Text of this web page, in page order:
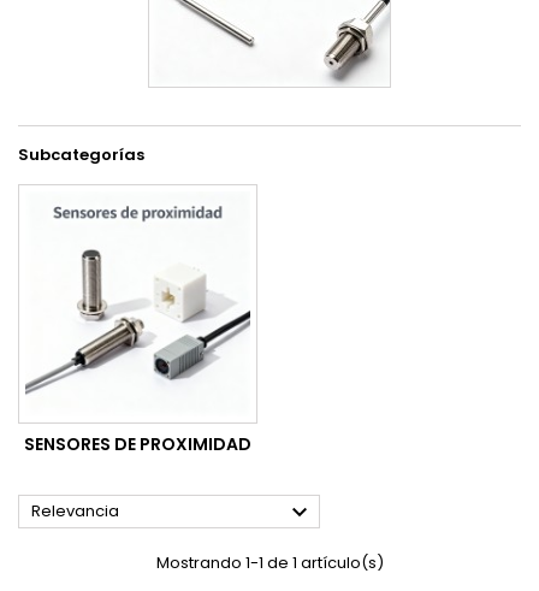
Subcategorías
SENSORES DE PROXIMIDAD
Relevancia 
Mostrando 1-1 de 1 artículo(s)